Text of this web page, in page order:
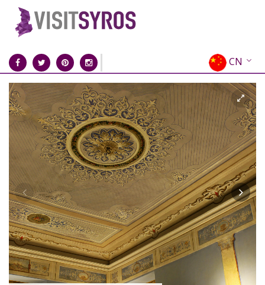
CN
EN
EL
FR
DE
IT
ES
RU